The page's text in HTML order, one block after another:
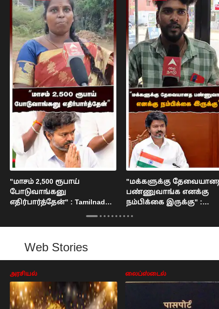
"மாசம் 2,500 ரூபாய்
போடுவாங்கனு
எதிர்பார்த்தேன்" : Tamilnadu
"மக்களுக்கு
பண்ணுவாங்க எனக்கு
நம்பிக்கை இருக்கு" :
Web Stories
அரசியல் லைப்ஸ்டைல்